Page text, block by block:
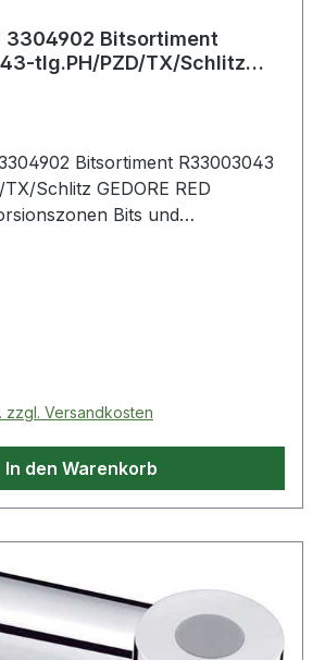
3304902 Bitsortiment
tlg.PH/PZD/TX/Schlitz
Bitsortiment R33003043
Schlitz GEDORE RED
Bits und
zzgl. Versandkosten
In den Warenkorb